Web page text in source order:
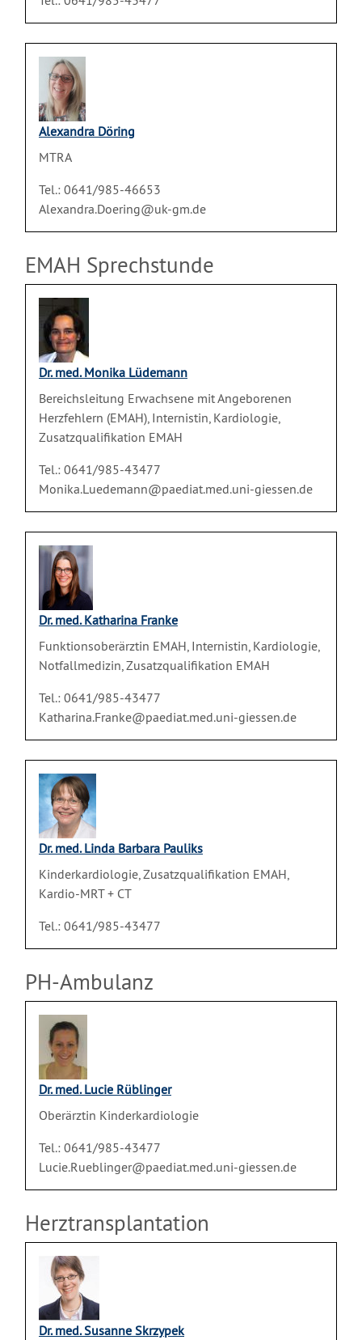
Alexandra Döring
MTRA
Tel.: 0641/985-46653
Alexandra.Doering@uk-gm.de
EMAH Sprechstunde
Dr. med. Monika Lüdemann
Bereichsleitung Erwachsene mit Angeborenen
Herzfehlern (EMAH), Internistin, Kardiologie,
Zusatzqualifikation EMAH
Tel.: 0641/985-43477
Monika.Luedemann@paediat.med.uni-giessen.de
Dr. med. Katharina Franke
Funktionsoberärztin EMAH, Internistin, Kardiologie,
Notfallmedizin, Zusatzqualifikation EMAH
Tel.: 0641/985-43477
Katharina.Franke@paediat.med.uni-giessen.de
Dr. med. Linda Barbara Pauliks
Kinderkardiologie, Zusatzqualifikation EMAH,
Kardio-MRT + CT
Tel.: 0641/985-43477
PH-Ambulanz
Dr. med. Lucie Rüblinger
Oberärztin Kinderkardiologie
Tel.: 0641/985-43477
Lucie.Rueblinger@paediat.med.uni-giessen.de
Herztransplantation
Dr. med. Susanne Skrzypek